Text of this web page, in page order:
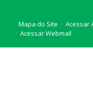
Mapa do Site
Acessar
Acessar Webmail